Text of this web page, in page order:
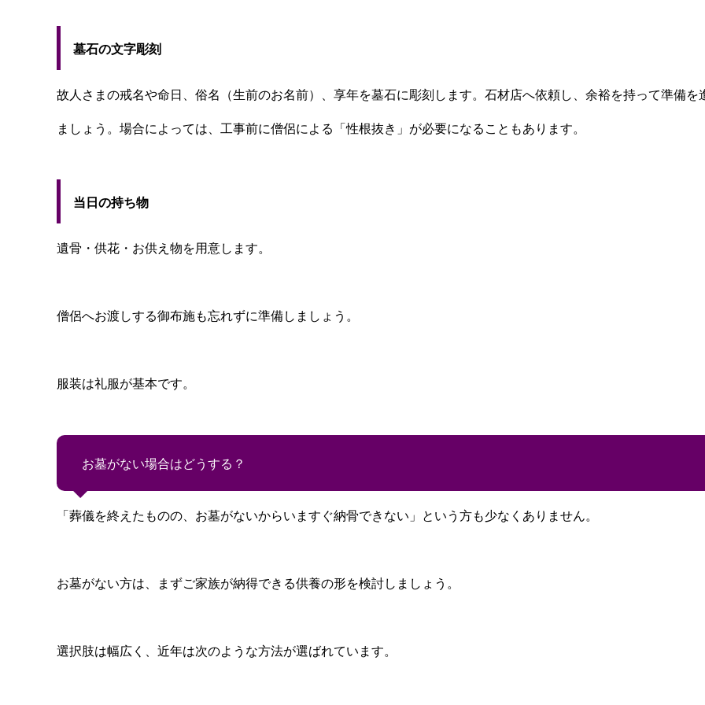
墓石の文字彫刻
故人さまの戒名や命日、俗名（生前のお名前）、享年を墓石に彫刻します。石材店へ依頼し、余裕を持って準備を
ましょう。場合によっては、工事前に僧侶による「性根抜き」が必要になることもあります。
当日の持ち物
遺骨・供花・お供え物を用意します。
僧侶へお渡しする御布施も忘れずに準備しましょう。
服装は礼服が基本です。
お墓がない場合はどうする？
「葬儀を終えたものの、お墓がないからいますぐ納骨できない」という方も少なくありません。
お墓がない方は、まずご家族が納得できる供養の形を検討しましょう。
選択肢は幅広く、近年は次のような方法が選ばれています。